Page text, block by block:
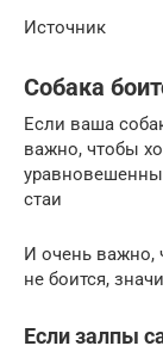
Источник
Собака
Если ваша
важно, чтобы
стаи
И очень важно,
не боится,
Если залпы